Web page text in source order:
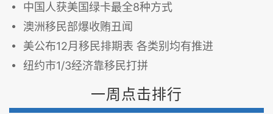
中国人获美国绿卡最全8种方式
澳洲移民部爆收贿丑闻
美公布12月移民排期表 各类别均有推进
纽约市1/3经济靠移民打拼
一周点击排行